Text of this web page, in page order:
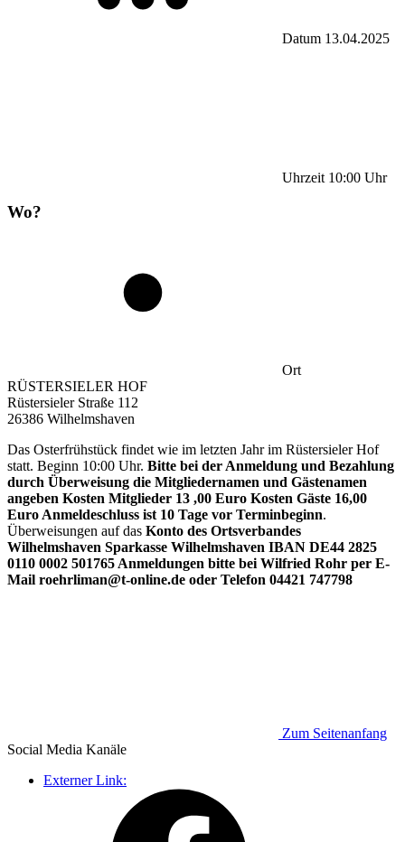
Datum 13.04.2025
Uhrzeit 10:00 Uhr
Wo?
Ort
RÜSTERSIELER HOF
Rüstersieler Straße 112
26386 Wilhelmshaven
Das Osterfrühstück findet wie im letzten Jahr im Rüstersieler Hof
statt. Beginn 10:00 Uhr. Bitte bei der Anmeldung und Bezahlung
durch Überweisung die Mitgliedernamen und Gästenamen
angeben Kosten Mitglieder 13 ,00 Euro Kosten Gäste 16,00
Euro Anmeldeschluss ist 10 Tage vor Terminbeginn.
Überweisungen auf das Konto des Ortsverbandes
Wilhelmshaven Sparkasse Wilhelmshaven IBAN DE44 2825
0110 0002 501765 Anmeldungen bitte bei Wilfried Rohr per E-
Mail roehrliman@t-online.de oder Telefon 04421 747798
Zum Seitenanfang
Social Media Kanäle
Externer Link: